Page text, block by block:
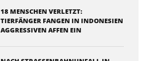
18 MENSCHEN VERLETZT:
TIERFÄNGER FANGEN IN INDONESIEN
AGGRESSIVEN AFFEN EIN